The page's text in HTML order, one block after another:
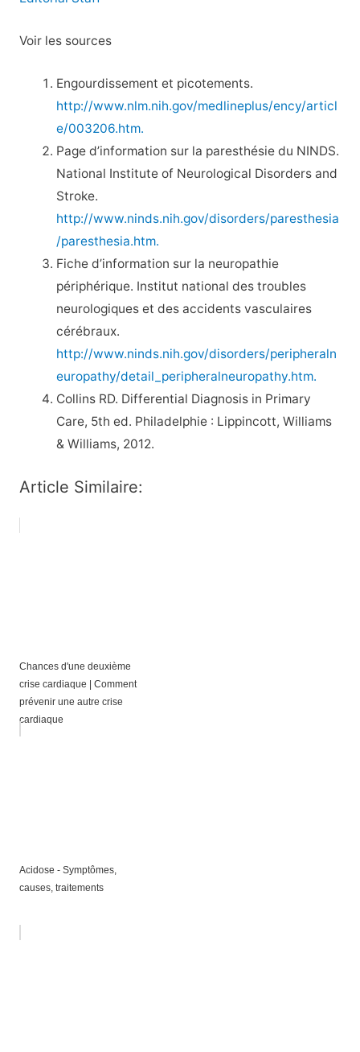
Voir les sources
Engourdissement et picotements.
http://www.nlm.nih.gov/medlineplus/ency/articl
e/003206.htm.
Page d’information sur la paresthésie du NINDS.
National Institute of Neurological Disorders and
Stroke.
http://www.ninds.nih.gov/disorders/paresthesia
/paresthesia.htm.
Fiche d’information sur la neuropathie
périphérique. Institut national des troubles
neurologiques et des accidents vasculaires
cérébraux.
http://www.ninds.nih.gov/disorders/peripheraln
europathy/detail_peripheralneuropathy.htm.
Collins RD. Differential Diagnosis in Primary
Care, 5th ed. Philadelphie : Lippincott, Williams
& Williams, 2012.
Article Similaire:
Chances d'une deuxième
crise cardiaque | Comment
prévenir une autre crise
cardiaque
Acidose - Symptômes,
causes, traitements